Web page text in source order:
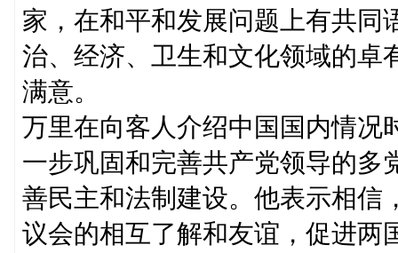
家，在和平和发展问题上有共同
治、经济、卫生和文化领域的卓
满意。
万里在向客人介绍中国国内情况
一步巩固和完善共产党领导的多
善民主和法制建设。他表示相信
议会的相互了解和友谊，促进两